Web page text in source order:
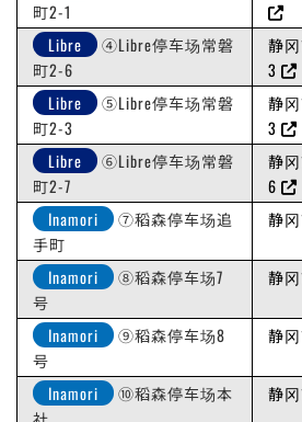
町2-1
Libre
④Libre停车场常磐
町2-6
静
3
Libre
⑤Libre停车场常磐
町2-3
静
3
Libre
⑥Libre停车场常磐
町2-7
静
6
Inamori
⑦稻森停车场追
手町
静
Inamori
⑧稻森停车场7
号
静
Inamori
⑨稻森停车场8
号
静
Inamori
⑩稻森停车场本
静